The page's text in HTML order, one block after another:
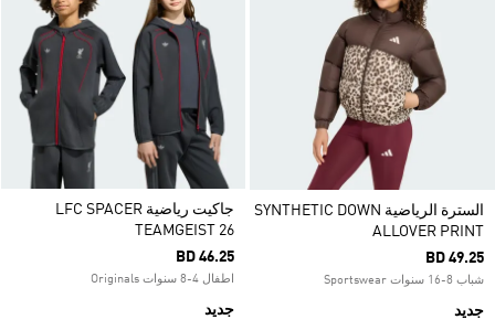
السترة الرياضية SYNTHETIC DOWN
ALLOVER PRINT
BD 49.25
شباب 8-16 سنوات Sportswear
جديد
جاكيت رياضية LFC SPACER
TEAMGEIST 26
BD 46.25
اطفال 4-8 سنوات Originals
جديد